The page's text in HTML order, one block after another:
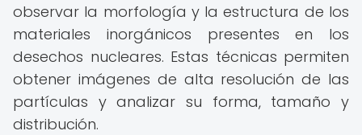
observar la morfología y la estructura de los
materiales inorgánicos presentes en los
desechos nucleares. Estas técnicas permiten
obtener imágenes de alta resolución de las
partículas y analizar su forma, tamaño y
distribución.